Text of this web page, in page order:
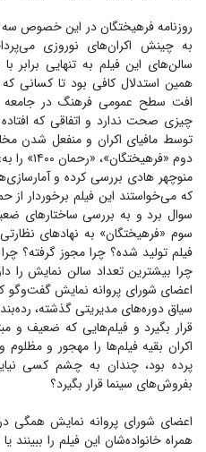
روزنامه فرهیختگان در این خصوص سه
به چینش اکران‌های نوروزی
سالن‌های این فیلم به تنهایی برابر
افت سطح عمومی فرهنگ در جامعه
چیزی صحت ندارد و اتفاقی که
توسط مافیای اکران و منفعل شدن
دوم
منوچهر هادی بررسی کرده و
که می‌خواستند این فیلم برخوردار از
سوال برد و به بررسی ساختار‌های
سوم «فرهیختگان» به نهاد‌های
فیلم تولید شده؟ چرا مجوز گرفته؟
چرا بیشترین تعداد سالن نمایش را
اعضای شورای پروانه نمایش گفت‌وگو
سیاق دوره‌های مدیریتی گذشته،
قرار بگیرد و فیلم‌هایی که ضعیف و
اکران بقیه فیلم‌ها را مهجور و
پرده بود، چندان به چشم کسی
بفروش‌های سینما قرار بگیرد؟
اعضای شورای پروانه نمایش همگی
همراه خانواده‌شان این فیلم را